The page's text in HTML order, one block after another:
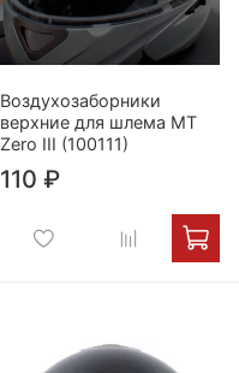
Воздухозаборники
верхние для шлема MT
Zero III (100111)
110 ₽